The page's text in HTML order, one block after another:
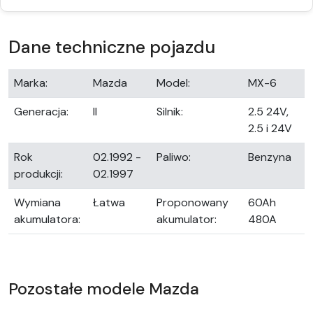
Dane techniczne pojazdu
Marka: Mazda Model:
MX-6
Generacja:
II Silnik:
2.5 24V,
2.5 i 24V
Rok
produkcji:
02.1992 -
02.1997
Paliwo: Benzyna
Wymiana
akumulatora:
Łatwa
Proponowany
akumulator:
60Ah
480A
Pozostałe modele Mazda